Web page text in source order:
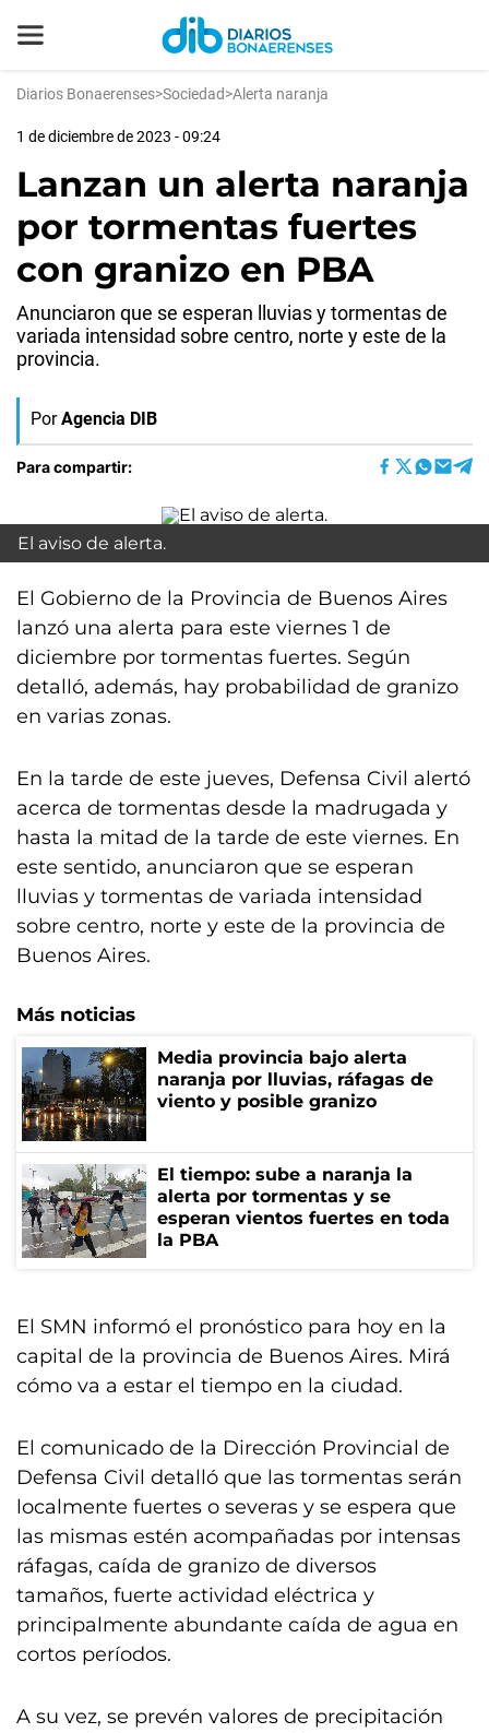
Diarios Bonaerenses>Sociedad>Alerta naranja
1 de diciembre de 2023 - 09:24
Lanzan un alerta naranja
por tormentas fuertes
con granizo en PBA
Anunciaron que se esperan lluvias y tormentas de
variada intensidad sobre centro, norte y este de la
provincia.
Por Agencia DIB
Para compartir:
El aviso de alerta.
El Gobierno de la Provincia de Buenos Aires
lanzó una alerta para este viernes 1 de
diciembre por tormentas fuertes. Según
detalló, además, hay probabilidad de granizo
en varias zonas.
En la tarde de este jueves, Defensa Civil alertó
acerca de tormentas desde la madrugada y
hasta la mitad de la tarde de este viernes. En
este sentido, anunciaron que se esperan
lluvias y tormentas de variada intensidad
sobre centro, norte y este de la provincia de
Buenos Aires.
Más noticias
Media provincia bajo alerta
naranja por lluvias, ráfagas de
viento y posible granizo
El tiempo: sube a naranja la
alerta por tormentas y se
esperan vientos fuertes en toda
la PBA
El SMN informó el pronóstico para hoy en la
capital de la provincia de Buenos Aires. Mirá
cómo va a estar el tiempo en la ciudad.
El comunicado de la Dirección Provincial de
Defensa Civil detalló que las tormentas serán
localmente fuertes o severas y se espera que
las mismas estén acompañadas por intensas
ráfagas, caída de granizo de diversos
tamaños, fuerte actividad eléctrica y
principalmente abundante caída de agua en
cortos períodos.
A su vez, se prevén valores de precipitación